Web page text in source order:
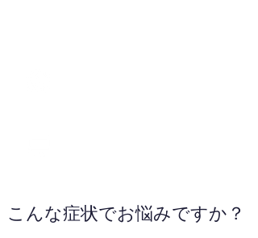
こんな症状でお悩みですか？